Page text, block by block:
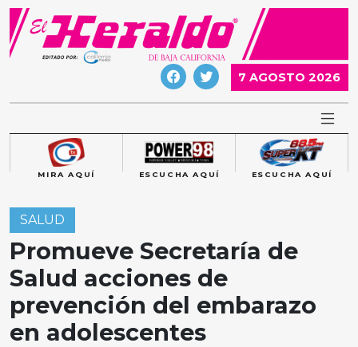
Skip
content
7 AGOSTO 2026
MIRA AQUÍ ESCUCHA AQUÍ ESCUCHA AQUÍ
SALUD
Promueve Secretaría de
Salud acciones de
prevención del embarazo
en adolescentes